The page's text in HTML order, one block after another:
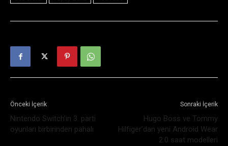
Önceki İçerik
Nintendo Switch’in 3. parti
oyunları birbirinden pahalı
Sonraki İçerik
Hugo Boss ve Tommy
Hilfiger’dan yeni Android Wear
2.0 saat modelleri